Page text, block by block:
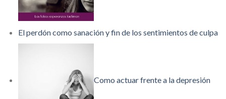
El perdón como sanación y fin de los sentimientos de culpa
Como actuar frente a la depresión